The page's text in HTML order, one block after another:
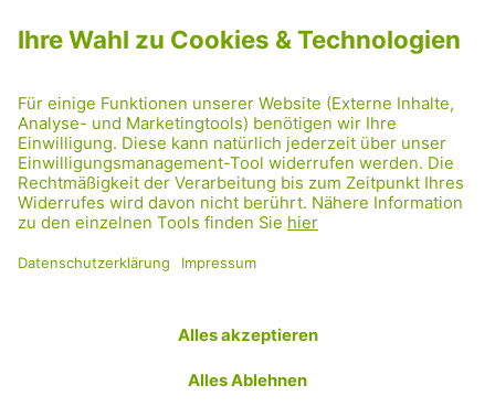
PRESSE
GRÜNE RADRETTUNG
FRIDAY NIGHTSKATING
NETIQUETTE
DATENSCHUTZ
TRANSPARENZ
Facebook
TwitterInstagram